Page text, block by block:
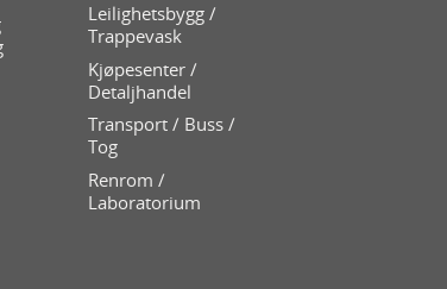
Leilighetsbygg /
Trappevask
Kjøpesenter /
Detaljhandel
Transport / Buss /
Tog
Renrom /
Laboratorium